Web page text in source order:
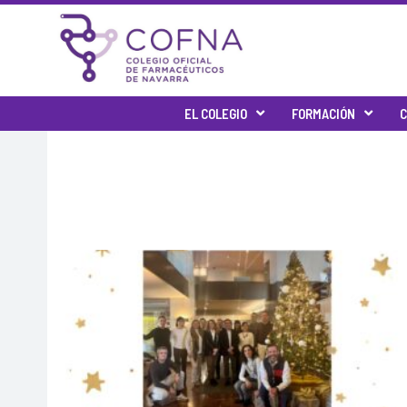
Ir
EL COLEGIO FORMACIÓN